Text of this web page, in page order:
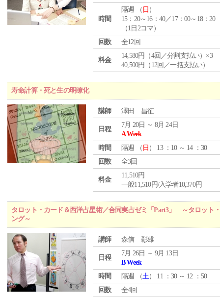
時間
隔週 （ 日 ）
15：20～16：40／17：00～18：20
（1日2コマ）
回数
全12回
料金
14,580円（4回／分割支払い）×3
40,500円（12回／一括支払い）
寿命計算・死と生の明瞭化
講師 澤田 昌征
日程
7月 20日 ～ 8月 24日
A Week
時間
隔週 （ 日 ） 13 ：10 ～ 14 ：30
回数
全3回
料金
11,510円
一般11,510円/入学者10,370円
タロット・カード＆西洋占星術／合同実占ゼミ「Part3」 ～タロット
ング～
講師 森信 彰雄
日程
7月 26日 ～ 9月 13日
B Week
時間
隔週 （土） 11 ：30 ～ 12 ：50
回数
全4回